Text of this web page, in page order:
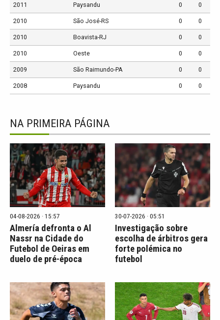
2011 Paysandu 0 0
2010 São José-RS 0 0
2010 Boavista-RJ 0 0
2010 Oeste 0 0
2009 São Raimundo-PA 0 0
2008 Paysandu 0 0
NA PRIMEIRA PÁGINA
04-08-2026 · 15:57
Almería defronta o Al
Nassr na Cidade do
Futebol de Oeiras em
duelo de pré-época
30-07-2026 · 05:51
Investigação sobre
escolha de árbitros gera
forte polémica no
futebol